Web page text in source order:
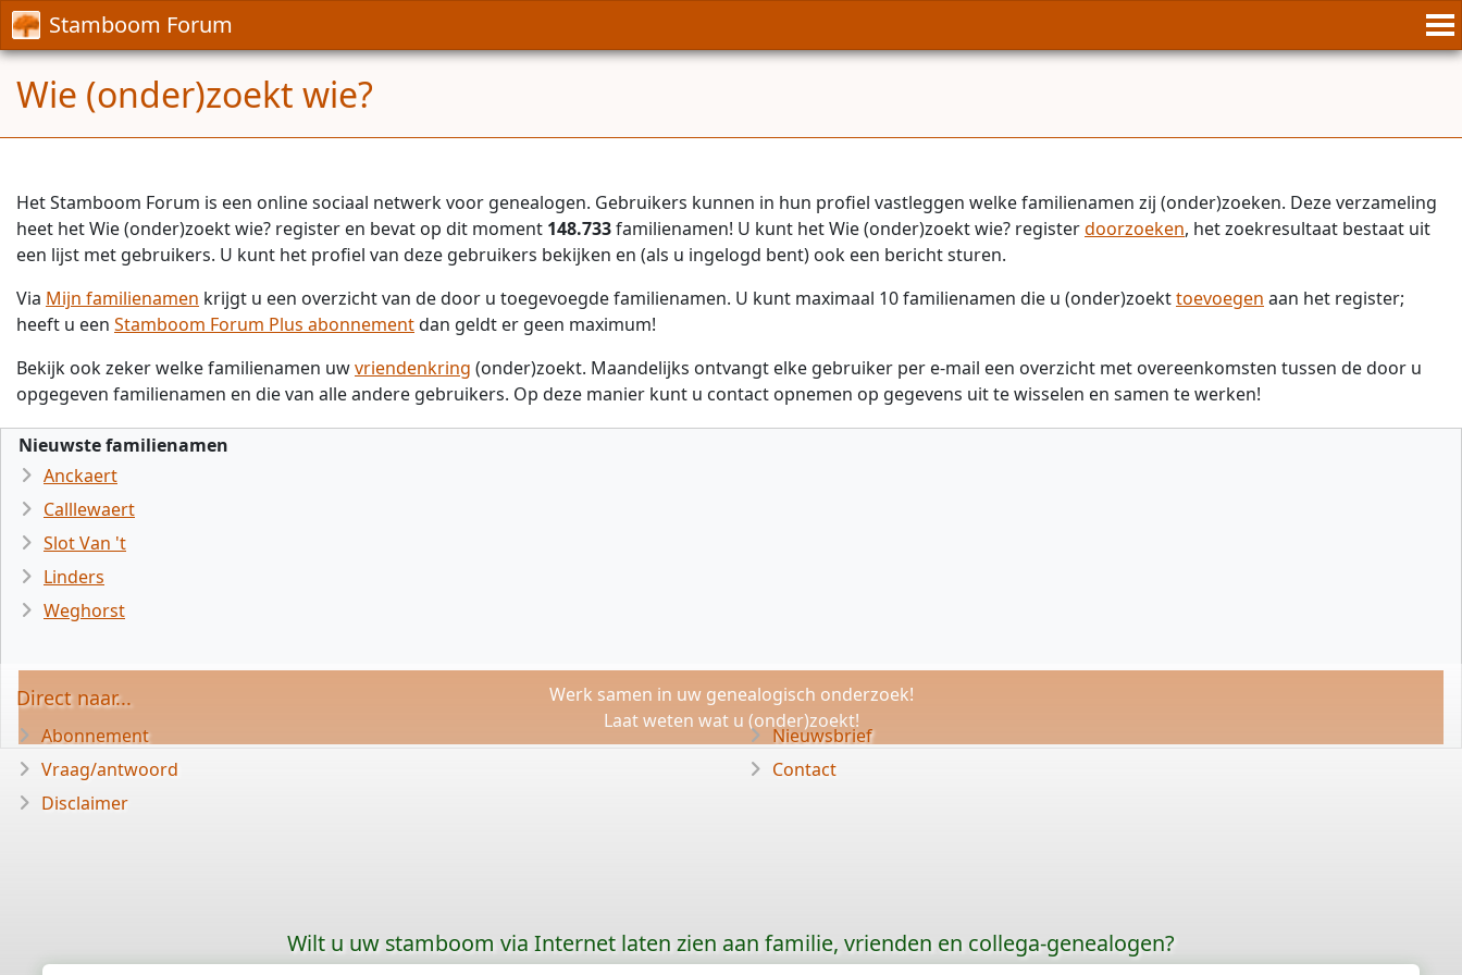
Stamboom Forum
Wie (onder)zoekt wie?
Het Stamboom Forum is een online sociaal netwerk voor genealogen. Gebruikers kunnen in hun profiel vastleggen welke familienamen zij (onder)zoeken. Deze verzameling
heet het Wie (onder)zoekt wie? register en bevat op dit moment 148.733familienamen! U kunt het Wie (onder)zoekt wie? registerdoorzoeken, het zoekresultaat bestaat uit
een lijst met gebruikers. U kunt het profiel van deze gebruikers bekijken en (als u ingelogd bent) ook een bericht sturen.
Via Mijn familienamen krijgt u een overzicht van de door u toegevoegde familienamen. U kunt maximaal 10 familienamen die u (onder)zoekttoevoegen aan het register;
heeft u een Stamboom Forum Plus abonnementdan geldt er geen maximum!
Bekijk ook zeker welke familienamen uwvriendenkring (onder)zoekt. Maandelijks ontvangt elke gebruiker per e-mail een overzicht met overeenkomsten tussen de door u
opgegeven familienamen en die van alle andere gebruikers. Op deze manier kunt u contact opnemen op gegevens uit te wisselen en samen te werken!
Nieuwste familienamen
Anckaert
Calllewaert
Slot Van 't
Linders
Weghorst
Werk samen in uw genealogisch onderzoek!
Laat weten wat u (onder)zoekt!
Direct naar...
Abonnement
Vraag/antwoord
Disclaimer
Nieuwsbrief
Contact
Wilt u uw stamboom via Internet laten zien aan familie, vrienden en collega-genealogen?